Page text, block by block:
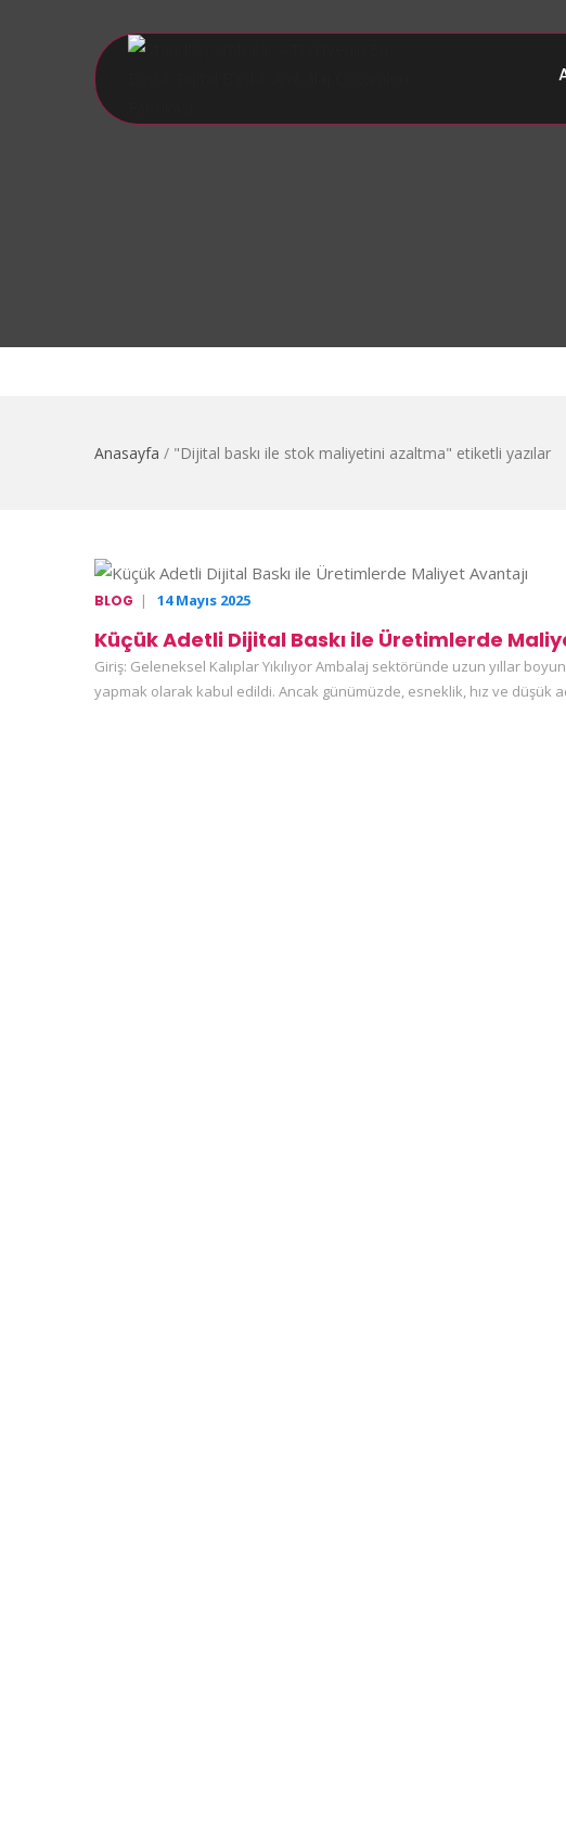
Anasayfa / "Dijital baskı ile stok maliyetini azaltma" etiketli yazılar
BLOG | 14 Mayıs 2025
Küçük Adetli Dijital Baskı ile Üretimlerde
Giriş: Geleneksel Kalıplar Yıkılıyor Ambalaj sektöründe uzun yıllar
yapmak olarak kabul edildi. Ancak günümüzde, esneklik, hız ve düşük